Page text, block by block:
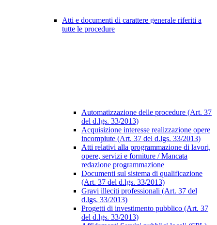
Atti e documenti di carattere generale riferiti a
tutte le procedure
Automatizzazione delle procedure (Art. 37
del d.lgs. 33/2013)
Acquisizione interesse realizzazione opere
incompiute (Art. 37 del d.lgs. 33/2013)
Atti relativi alla programmazione di lavori,
opere, servizi e forniture / Mancata
redazione programmazione
Documenti sul sistema di qualificazione
(Art. 37 del d.lgs. 33/2013)
Gravi illeciti professionali (Art. 37 del
d.lgs. 33/2013)
Progetti di investimento pubblico (Art. 37
del d.lgs. 33/2013)